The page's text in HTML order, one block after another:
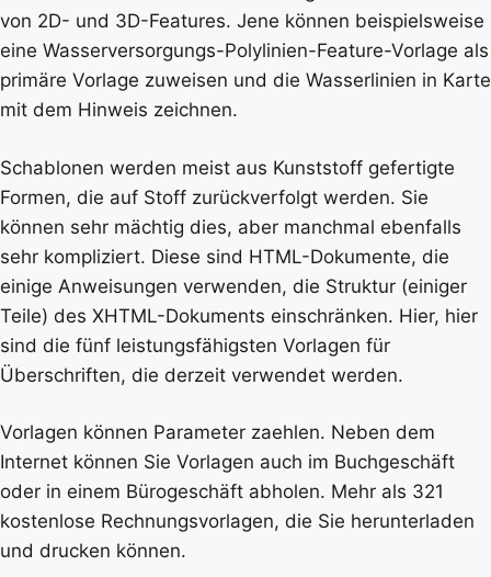
von 2D- und 3D-Features. Jene können beispielsweise
eine Wasserversorgungs-Polylinien-Feature-Vorlage als
primäre Vorlage zuweisen und die Wasserlinien in Karte
mit dem Hinweis zeichnen.
Schablonen werden meist aus Kunststoff gefertigte
Formen, die auf Stoff zurückverfolgt werden. Sie
können sehr mächtig dies, aber manchmal ebenfalls
sehr kompliziert. Diese sind HTML-Dokumente, die
einige Anweisungen verwenden, die Struktur (einiger
Teile) des XHTML-Dokuments einschränken. Hier, hier
sind die fünf leistungsfähigsten Vorlagen für
Überschriften, die derzeit verwendet werden.
Vorlagen können Parameter zaehlen. Neben dem
Internet können Sie Vorlagen auch im Buchgeschäft
oder in einem Bürogeschäft abholen. Mehr als 321
kostenlose Rechnungsvorlagen, die Sie herunterladen
und drucken können.